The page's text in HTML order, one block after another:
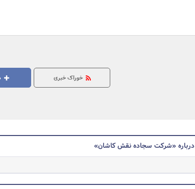
جستجو
خوراک خبری
درباره «شرکت سجاده نقش کاشان»